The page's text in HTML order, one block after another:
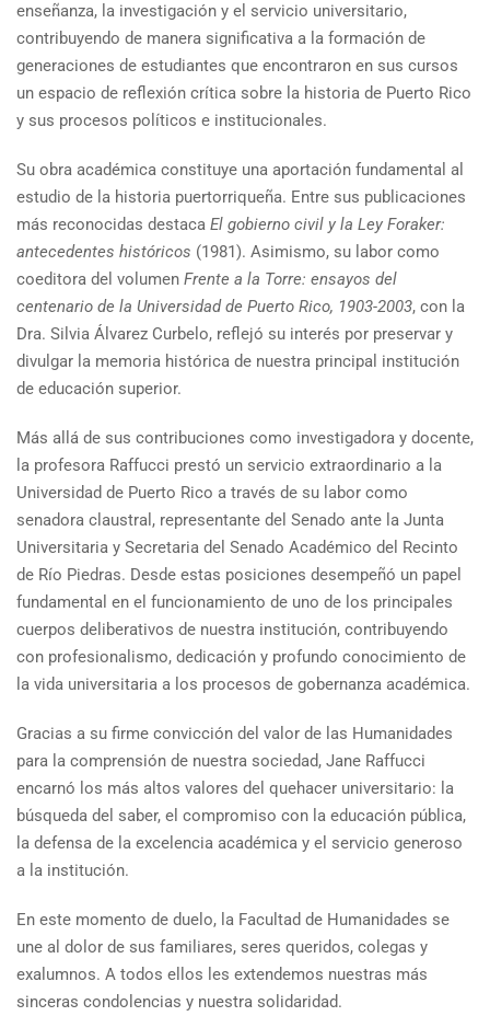
enseñanza, la investigación y el servicio universitario,
contribuyendo de manera significativa a la formación de
generaciones de estudiantes que encontraron en sus cursos
un espacio de reflexión crítica sobre la historia de Puerto Rico
y sus procesos políticos e institucionales.
Su obra académica constituye una aportación fundamental al
estudio de la historia puertorriqueña. Entre sus publicaciones
más reconocidas destaca El gobierno civil y la Ley Foraker:
antecedentes históricos (1981). Asimismo, su labor como
coeditora del volumen Frente a la Torre: ensayos del
centenario de la Universidad de Puerto Rico, 1903-2003, con la
Dra. Silvia Álvarez Curbelo, reflejó su interés por preservar y
divulgar la memoria histórica de nuestra principal institución
de educación superior.
Más allá de sus contribuciones como investigadora y docente,
la profesora Raffucci prestó un servicio extraordinario a la
Universidad de Puerto Rico a través de su labor como
senadora claustral, representante del Senado ante la Junta
Universitaria y Secretaria del Senado Académico del Recinto
de Río Piedras. Desde estas posiciones desempeñó un papel
fundamental en el funcionamiento de uno de los principales
cuerpos deliberativos de nuestra institución, contribuyendo
con profesionalismo, dedicación y profundo conocimiento de
la vida universitaria a los procesos de gobernanza académica.
Gracias a su firme convicción del valor de las Humanidades
para la comprensión de nuestra sociedad, Jane Raffucci
encarnó los más altos valores del quehacer universitario: la
búsqueda del saber, el compromiso con la educación pública,
la defensa de la excelencia académica y el servicio generoso
a la institución.
En este momento de duelo, la Facultad de Humanidades se
une al dolor de sus familiares, seres queridos, colegas y
exalumnos. A todos ellos les extendemos nuestras más
sinceras condolencias y nuestra solidaridad.